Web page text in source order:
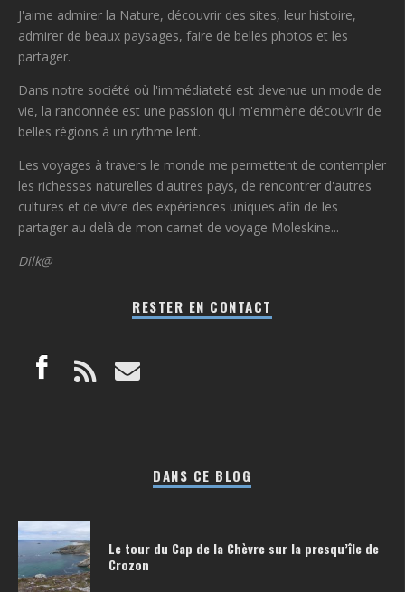
J'aime admirer la Nature, découvrir des sites, leur histoire,
admirer de beaux paysages, faire de belles photos et les
partager.
Dans notre société où l'immédiateté est devenue un mode de
vie, la randonnée est une passion qui m'emmène découvrir de
belles régions à un rythme lent.
Les voyages à travers le monde me permettent de contempler
les richesses naturelles d'autres pays, de rencontrer d'autres
cultures et de vivre des expériences uniques afin de les
partager au delà de mon carnet de voyage Moleskine...
Dilk@
RESTER EN CONTACT
DANS CE BLOG
Le tour du Cap de la Chèvre sur la presqu’île de
Crozon